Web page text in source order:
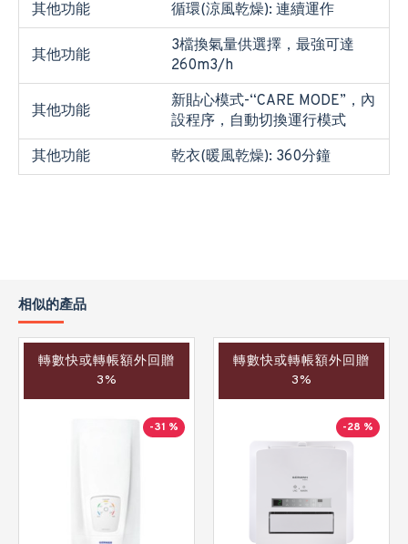
其他功能
循環(涼風乾燥): 連續運作
其他功能
3檔換氣量供選擇，最強可達
260m3/h
其他功能
新貼心模式-“CARE MODE”，內
設程序，自動切換運行模式
其他功能
乾衣(暖風乾燥): 360分鐘
相似的產品
轉數快或轉帳額外回贈
3%
-31 %
轉數快或轉帳額外回贈
3%
-28 %